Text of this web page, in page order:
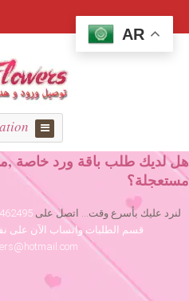
هل لديك طلب باقة ورد خاصة
مستعجلة؟
لنرد عليك بأسرع وقت... اتصل على
قسم الطلبات واتساب الآن على
AR